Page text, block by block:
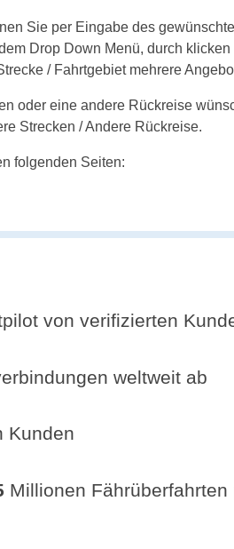
Sie per Eingabe des
Drop Down Menü, durch
/ Fahrtgebiet mehrere
oder eine andere Rückreise
Strecken / Andere Rückreise.
folgenden Seiten:
von verifizierten
weltweit ab
Kunden
Millionen Fährüberfahrten